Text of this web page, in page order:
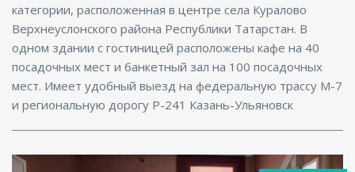
категории, расположенная в центре села Куралово
Верхнеуслонского района Республики Татарстан. В
одном здании с гостиницей расположены кафе на 40
посадочных мест и банкетный зал на 100 посадочных
мест. Имеет удобный выезд на федеральную трассу М-7
и региональную дорогу Р-241 Казань-Ульяновск